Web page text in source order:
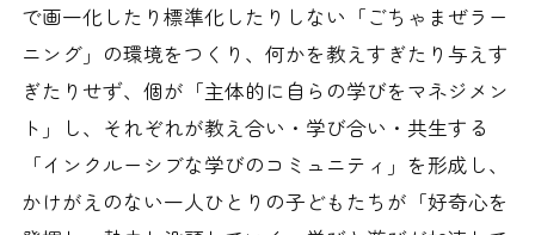
で画一化したり標準化したりしない「ごちゃまぜラー
ニング」の環境をつくり、何かを教えすぎたり与えす
ぎたりせず、個が「主体的に自らの学びをマネジメン
ト」し、それぞれが教え合い・学び合い・共生する
「インクルーシブな学びのコミュニティ」を形成し、
かけがえのない一人ひとりの子どもたちが「好奇心を